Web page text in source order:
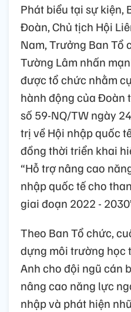
Phát biểu tại sự kiện,
Đoàn, Chủ tịch Hội
Nam, Trưởng Ban Tổ
Tường Lâm nhấn
được tổ chức nhằm
hành động của Đoàn
số 59-NQ/TW ngày
trị về Hội nhập quốc
đồng thời triển khai
“Hỗ trợ nâng cao
nhập quốc tế cho
giai đoạn 2022 -
Theo Ban Tổ chức,
dựng môi trường học
Anh cho đội ngũ cán
nâng cao năng lực
nhập và phát hiện